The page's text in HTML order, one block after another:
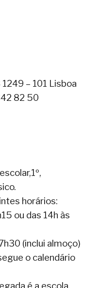
– 101 Lisboa
82 50
horários:
ou das 14h às
(inclui almoço)
o calendário
é a escola.